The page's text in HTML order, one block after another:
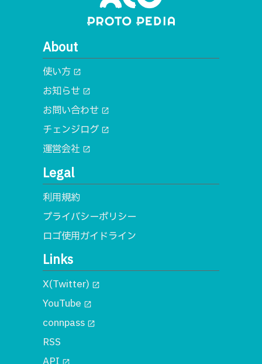
About
使い方 open_in_new
お知らせ open_in_new
お問い合わせ open_in_new
チェンジログ open_in_new
運営会社 open_in_new
Legal
利用規約
プライバシーポリシー
ロゴ使用ガイドライン
Links
X(Twitter) open_in_new
YouTube open_in_new
connpass open_in_new
RSS
open_in_new